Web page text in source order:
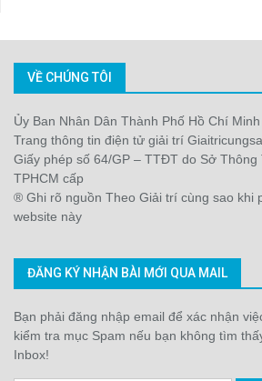
VỀ CHÚNG TÔI
Ủy Ban Nhân Dân Thành Phố Hồ Chí Minh
Trang thông tin điện tử giải trí
Giấy phép số 64/GP – TTĐT do Sở Thông
TPHCM cấp
® Ghi rõ nguồn Theo Giải trí cùng sao khi
website này
ĐĂNG KÝ NHẬN BÀI MỚI QUA MAIL
Bạn phải đăng nhập email để xác nhận
kiểm tra mục Spam nếu bạn không tìm
Inbox!